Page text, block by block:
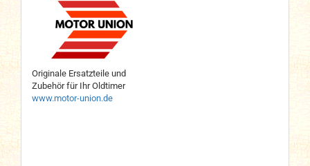
Originale Ersatzteile und
Zubehör für Ihr Oldtimer
www.motor-union.de